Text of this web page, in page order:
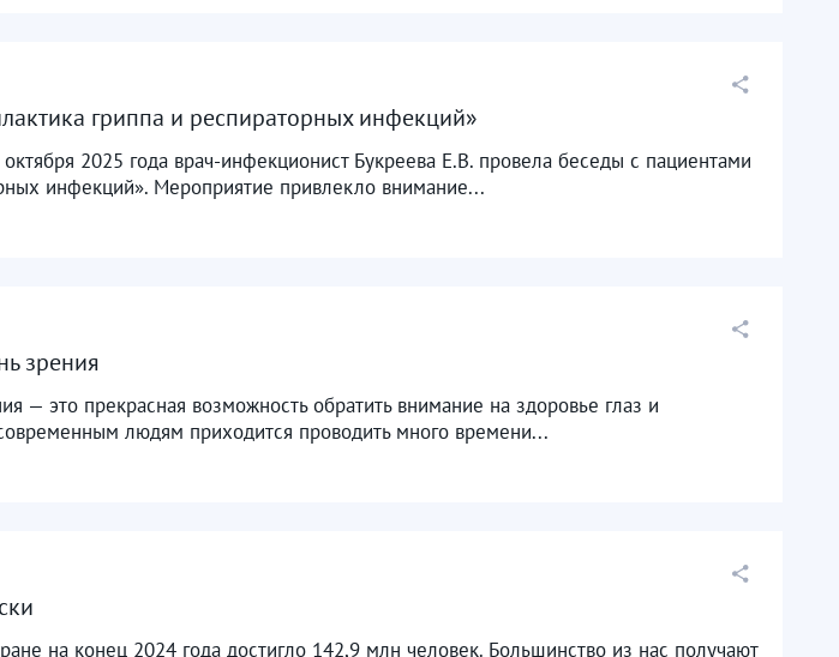
гриппа и респираторных инфекций»
2025 года врач-инфекционист Букреева Е.В. провела беседы с пациентами
инфекций». Мероприятие привлекло внимание...
зрения
— это прекрасная возможность обратить внимание на здоровье глаз и
людям приходится проводить много времени...
на конец 2024 года достигло 142,9 млн человек. Большинство из нас получают